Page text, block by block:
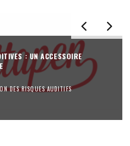
: UN ACCESSOIRE
DES RISQUES AUDITIFS